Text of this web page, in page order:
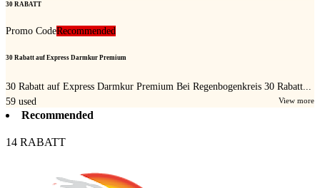
30 RABATT
Promo CodeRecommended
30 Rabatt auf Express Darmkur Premium
30 Rabatt auf Express Darmkur Premium Bei Regenbogenkreis 30 Rabatt...
View more
59 used
Recommended
14 RABATT